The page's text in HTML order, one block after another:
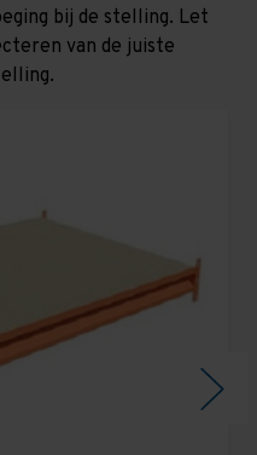
bij de stelling. Let
van de juiste